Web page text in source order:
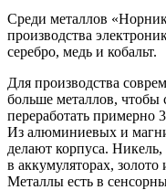
Среди металлов
производства
серебро, медь и кобальт.
Для производства
больше металлов, чтобы
переработать примерно
Из алюминиевых и
делают корпуса.
в аккумуляторах,
Металлы есть в